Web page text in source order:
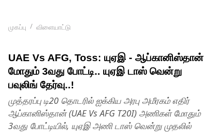
முகப்பு விளையாட்டு
UAE Vs AFG, Toss: யுஏஇ - ஆப்கானிஸ்தான்
மோதும் 3வது போட்டி.. யுஏஇ டாஸ் வென்று
பவுலிங் தேர்வு..!
முத்தரப்பு டி20 தொடரில் ஐக்கிய அரபு அமீரகம் எதிர்
ஆப்கானிஸ்தான் (UAE Vs AFG T20I) அணிகள் மோதும்
3வது போட்டியில், யுஏஇ அணி டாஸ் வென்று முதலில்